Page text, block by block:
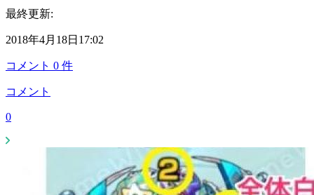
最終更新:
2018年4月18日17:02
コメント 0 件
コメント
0